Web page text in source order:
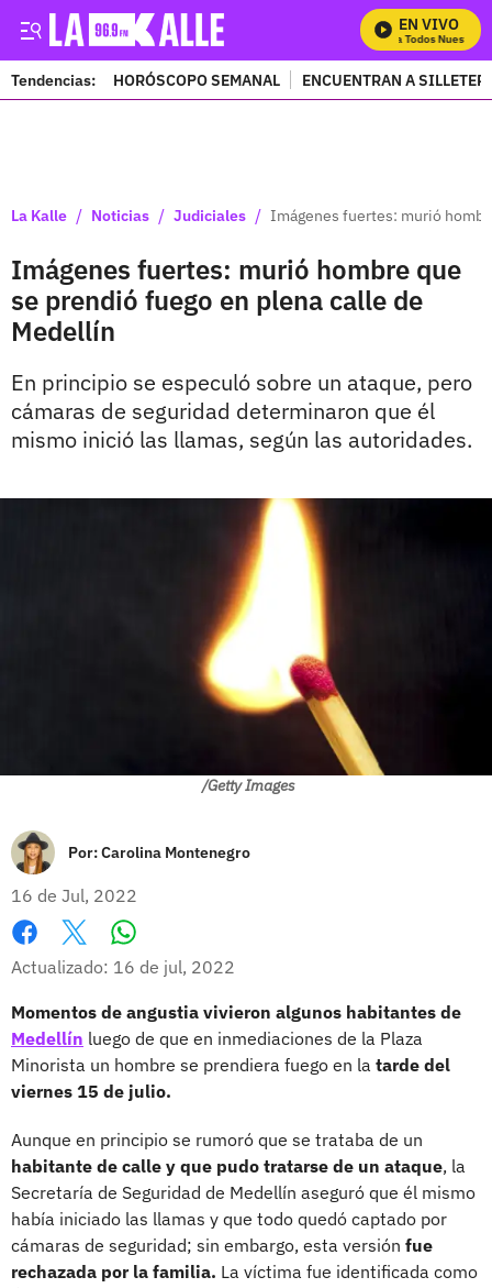
EN VIVO
Mira Todos Nuestros
Tendencias: HORÓSCOPO SEMANAL ENCUENTRAN A
La Kalle / Noticias / Judiciales / Imágenes fuertes: murió
Imágenes fuertes: murió hombre que
se prendió fuego en plena calle de
Medellín
En principio se especuló sobre un ataque, pero
cámaras de seguridad determinaron que él
mismo inició las llamas, según las autoridades.
/Getty Images
Por:Carolina Montenegro
16 de Jul, 2022
Facebook
X
Actualizado: 16 de jul, 2022
Momentos de angustia vivieron algunos habitantes de
Medellín luego de que en inmediaciones de la Plaza
Minorista un hombre se prendiera fuego en la tarde del
viernes 15 de julio.
Aunque en principio se rumoró que se trataba de un
habitante de calle y que pudo tratarse de un ataque, la
Secretaría de Seguridad de Medellín aseguró que él mismo
había iniciado las llamas y que todo quedó captado por
cámaras de seguridad; sin embargo, esta versión fue
rechazada por la familia. La víctima fue identificada como